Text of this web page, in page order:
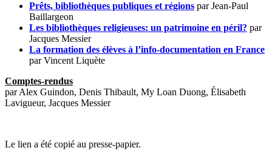
Prêts, bibliothèques publiques et régions par Jean-Paul
Baillargeon
Les bibliothèques religieuses: un patrimoine en péril? par
Jacques Messier
La formation des élèves à l’info-documentation en France
par Vincent Liquète
Comptes-rendus
par Alex Guindon, Denis Thibault, My Loan Duong, Élisabeth
Lavigueur, Jacques Messier
Le lien a été copié au presse-papier.